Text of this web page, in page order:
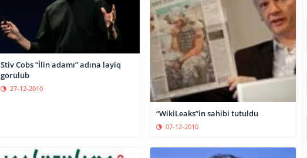
Stiv Cobs “İlin adamı” adına layiq
görülüb
27-12-2010
“WikiLeaks”in sahibi tutuldu
07-12-2010